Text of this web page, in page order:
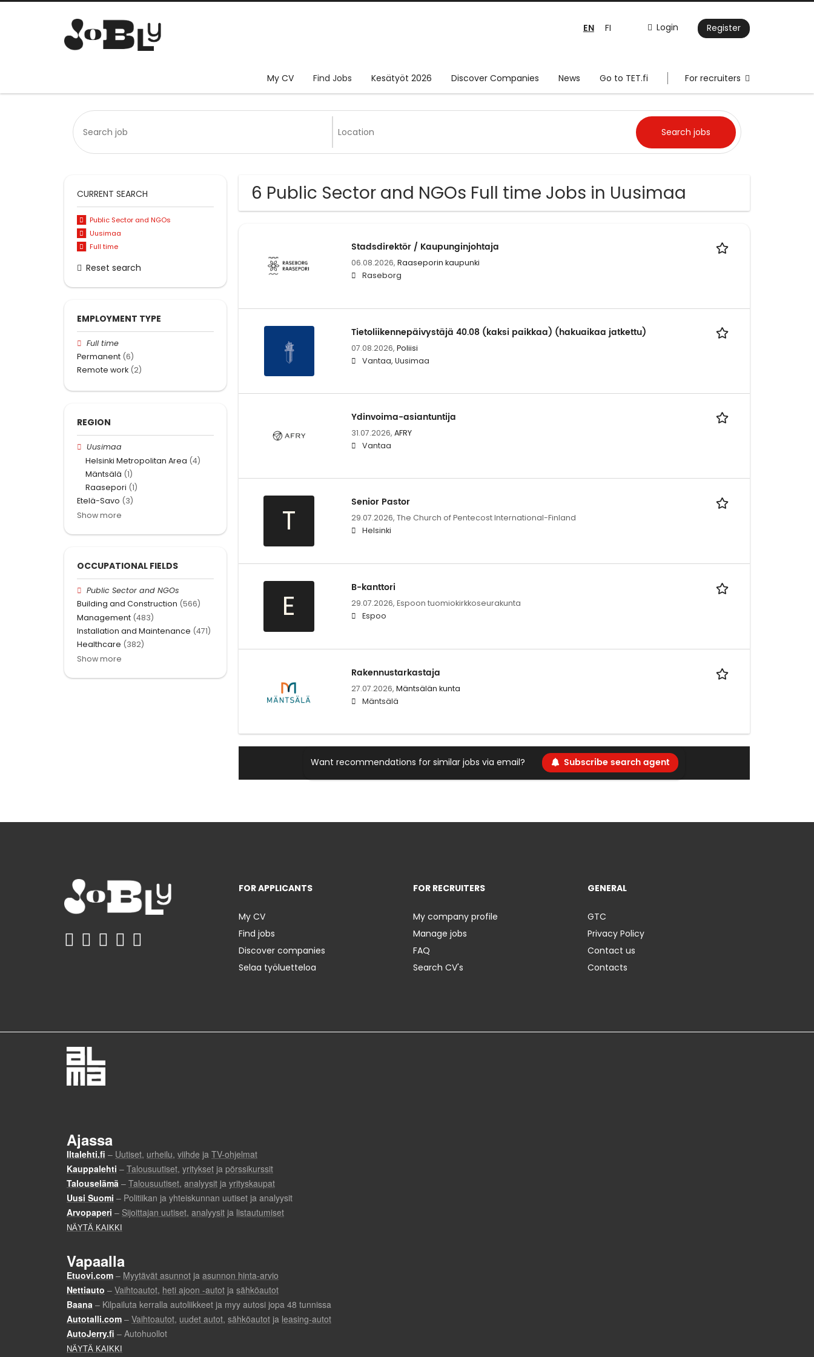
Login Register
EN FI
My CV Find Jobs Kesätyöt 2026 Discover Companies News Go to TET.fi For recruiters
6 Public Sector and NGOs Full time Jobs in Uusimaa
Stadsdirektör / Kaupunginjohtaja
06.08.2026, Raaseporin kaupunki
Raseborg
Tietoliikennepäivystäjä 40.08 (kaksi paikkaa) (hakuaikaa jatkettu)
07.08.2026, Poliisi
Vantaa, Uusimaa
Ydinvoima-asiantuntija
31.07.2026, AFRY
Vantaa
T
Senior Pastor
29.07.2026, The Church of Pentecost International-Finland
Helsinki
E
B-kanttori
29.07.2026, Espoon tuomiokirkkoseurakunta
Espoo
Rakennustarkastaja
27.07.2026, Mäntsälän kunta
Mäntsälä
Want recommendations for similar jobs via email? Subscribe search agent
CURRENT SEARCH
Public Sector and NGOs
Uusimaa
Full time
Reset search
EMPLOYMENT TYPE
Full time
Permanent (6)
Remote work (2)
REGION
Uusimaa
Helsinki Metropolitan Area (4)
Mäntsälä (1)
Raasepori (1)
Etelä-Savo (3)
Show more
OCCUPATIONAL FIELDS
Public Sector and NGOs
Building and Construction (566)
Management (483)
Installation and Maintenance (471)
Healthcare (382)
Show more
FOR APPLICANTS
My CV
Find jobs
Discover companies
Selaa työluetteloa
FOR RECRUITERS
My company profile
Manage jobs
FAQ
Search CV's
GENERAL
GTC
Privacy Policy
Contact us
Contacts